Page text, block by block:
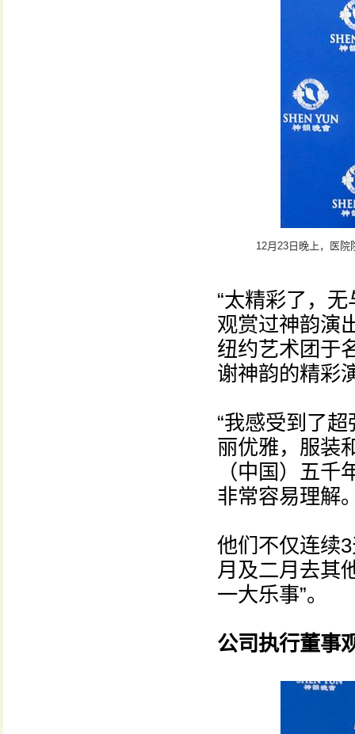
12月23日晚上，医
“太精彩了，
观赏过神韵演
纽约艺术团于
谢神韵的精彩
“我感受到了
丽优雅，服装
（中国）五
非常容易理解
他们不仅连续
月及二月去其
一大乐事”。
公司执行董事